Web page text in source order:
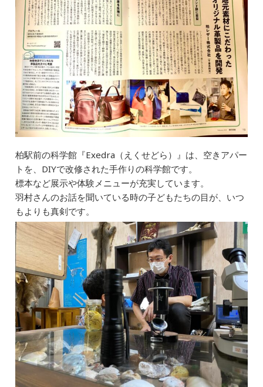
柏駅前の科学館『Exedra（えくせどら）』は、空きアパー
トを、DIYで改修された手作りの科学館です。
標本など展示や体験メニューが充実しています。
羽村さんのお話を聞いている時の子どもたちの目が、いつ
もよりも真剣です。